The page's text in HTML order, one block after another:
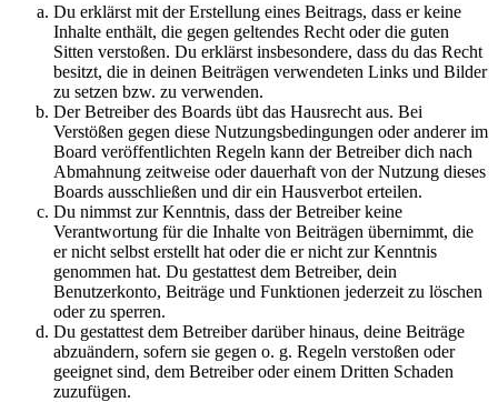
Du erklärst mit der Erstellung eines Beitrags, dass er keine
Inhalte enthält, die gegen geltendes Recht oder die guten
Sitten verstoßen. Du erklärst insbesondere, dass du das Recht
besitzt, die in deinen Beiträgen verwendeten Links und Bilder
zu setzen bzw. zu verwenden.
Der Betreiber des Boards übt das Hausrecht aus. Bei
Verstößen gegen diese Nutzungsbedingungen oder anderer im
Board veröffentlichten Regeln kann der Betreiber dich nach
Abmahnung zeitweise oder dauerhaft von der Nutzung dieses
Boards ausschließen und dir ein Hausverbot erteilen.
Du nimmst zur Kenntnis, dass der Betreiber keine
Verantwortung für die Inhalte von Beiträgen übernimmt, die
er nicht selbst erstellt hat oder die er nicht zur Kenntnis
genommen hat. Du gestattest dem Betreiber, dein
Benutzerkonto, Beiträge und Funktionen jederzeit zu löschen
oder zu sperren.
Du gestattest dem Betreiber darüber hinaus, deine Beiträge
abzuändern, sofern sie gegen o. g. Regeln verstoßen oder
geeignet sind, dem Betreiber oder einem Dritten Schaden
zuzufügen.